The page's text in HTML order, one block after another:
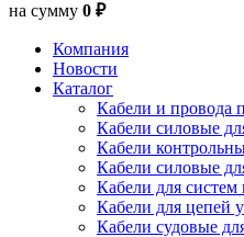
на сумму 0 ₽
Компания
Новости
Каталог
Кабели и провода
Кабели силовые
Кабели
Кабели силовые
Кабели для
Кабели для цепей
Кабели судовые